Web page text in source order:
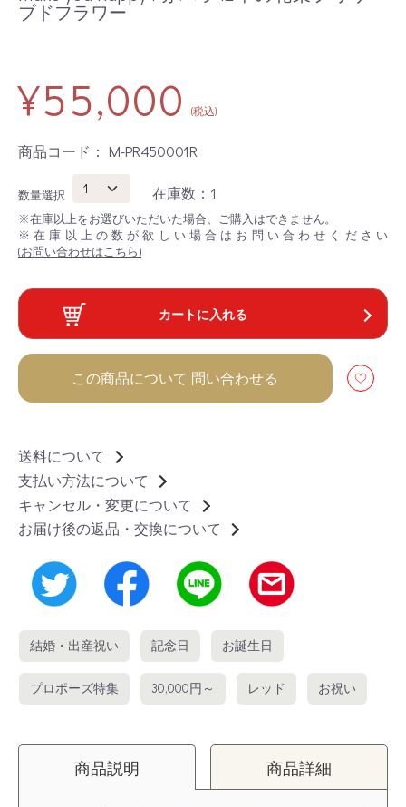
ブドフラワー
¥55,000 (税込)
商品コード： M-PR450001R
数量選択 在庫数：1
※在庫以上をお選びいただいた場合、ご購入はできません。
※在庫以上の数が欲しい場合はお問い合わせください
(お問い合わせはこちら)
カートに入れる
この商品について 問い合わせる
送料について
支払い方法について
キャンセル・変更について
お届け後の返品・交換について
結婚・出産祝い 記念日 お誕生日
プロポーズ特集 30,000円～ レッド お祝い
商品説明 商品詳細